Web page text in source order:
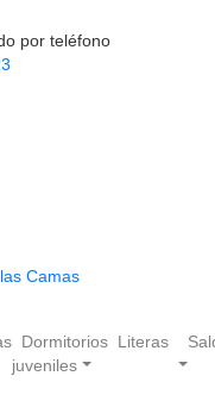
por teléfono
Camas
Dormitorios
juveniles
Literas